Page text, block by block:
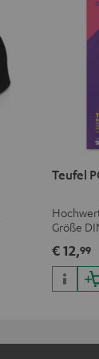
Teufel
Größe
€ 12,99